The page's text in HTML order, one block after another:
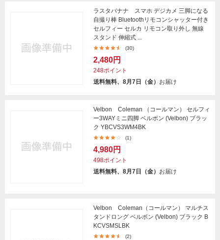
ラスタバナナ スマホ デジカメ 三脚になる
自撮り棒 Bluetoothリモコンシャッター付き
セルフィー セルカ リモコン取り外し 無線
スタンド 伸縮式 ...
(30)
2,480円
248ポイント
送料無料、8月7日（金） お届け
Velbon Coleman （コールマン） セルフィ
ー3WAYミニ四脚 ベルボン (Velbon) ブラッ
ク YBCVS3WM4BK
(1)
4,980円
498ポイント
送料無料、8月7日（金） お届け
Velbon Coleman（コールマン） マルチス
タンドロング ベルボン (Velbon) ブラック B
KCVSMSLBK
(2)